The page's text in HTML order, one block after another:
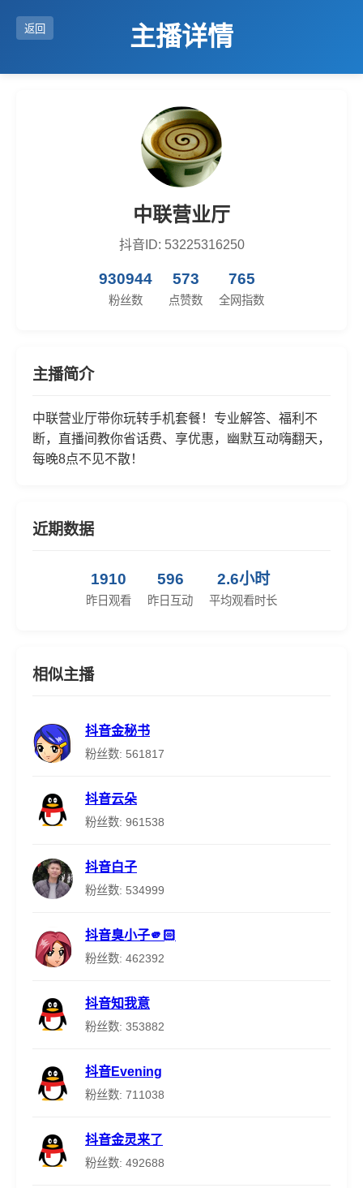
返回 主播详情
中联营业厅
抖音ID: 53225316250
930944
粉丝数
573
点赞数
765
全网指数
主播简介
中联营业厅带你玩转手机套餐！专业解答、福利不
断，直播间教你省话费、享优惠，幽默互动嗨翻天，
每晚8点不见不散！
近期数据
1910
昨日观看
596
昨日互动
2.6小时
平均观看时长
相似主播
抖音金秘书
粉丝数: 561817
抖音云朵
粉丝数: 961538
抖音白子
粉丝数: 534999
抖音臭小子🫵🏻
粉丝数: 462392
抖音知我意
粉丝数: 353882
抖音Evening
粉丝数: 711038
抖音金灵来了
粉丝数: 492688